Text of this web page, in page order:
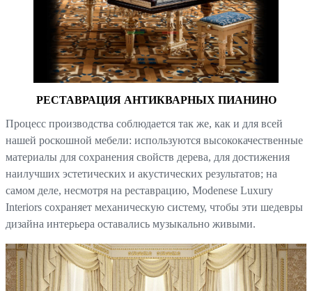
РЕСТАВРАЦИЯ АНТИКВАРНЫХ ПИАНИНО
Процесс производства соблюдается так же, как и для всей
нашей роскошной мебели: используются высококачественные
материалы для сохранения свойств дерева, для достижения
наилучших эстетических и акустических результатов; на
самом деле, несмотря на реставрацию, Modenese Luxury
Interiors сохраняет механическую систему, чтобы эти шедевры
дизайна интерьера оставались музыкально живыми.